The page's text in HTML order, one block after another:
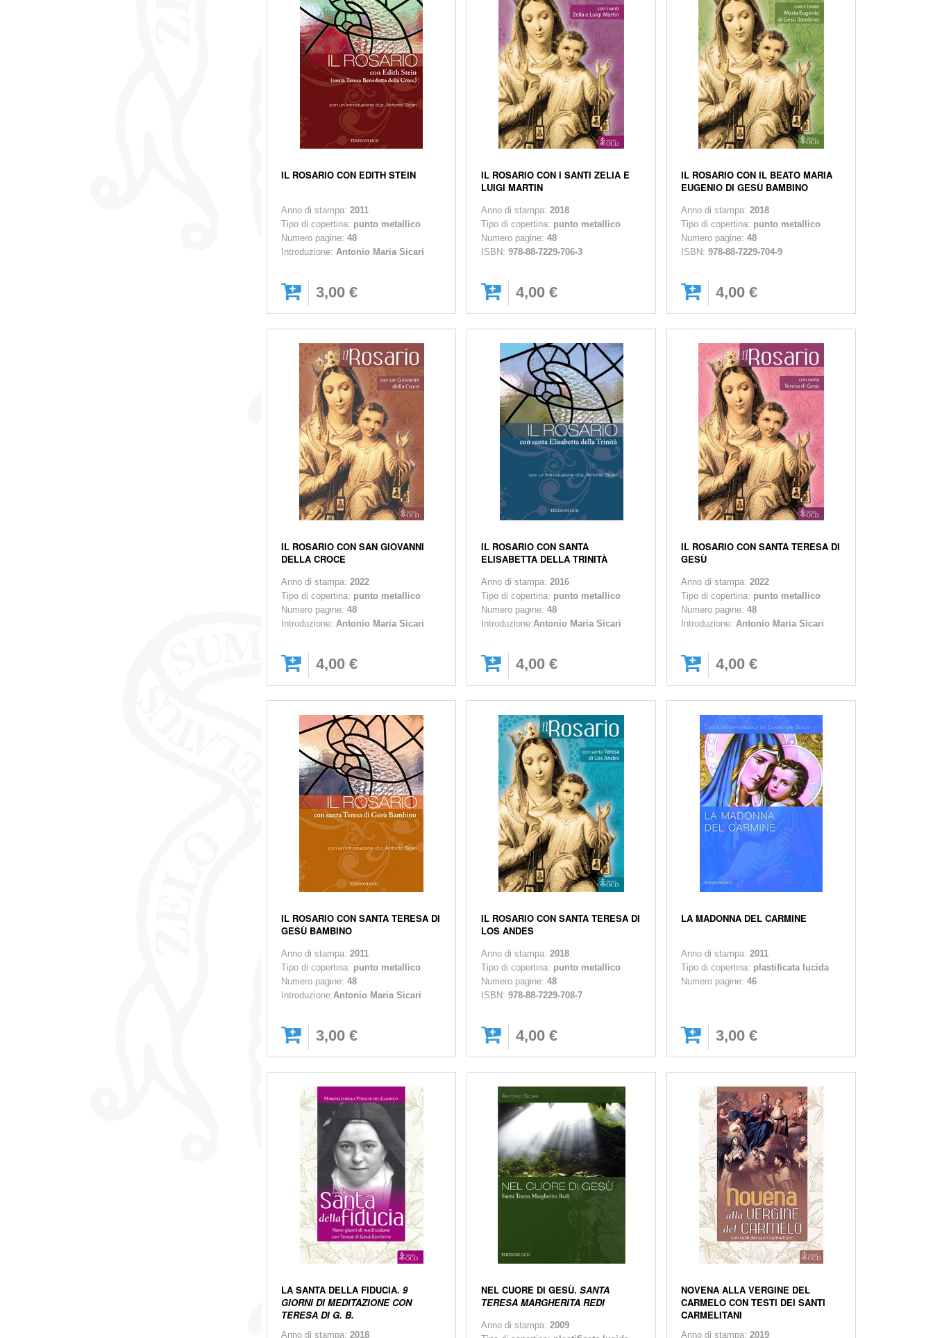
IL ROSARIO CON EDITH STEIN
Anno di stampa: 2011
Tipo di copertina: punto metallico
Numero pagine: 48
Introduzione: Antonio Maria Sicari
3,00 €
IL ROSARIO CON I SANTI ZELIA E
LUIGI MARTIN
Anno di stampa: 2018
Tipo di copertina: punto metallico
Numero pagine: 48
ISBN:978-88-7229-706-3
4,00 €
IL ROSARIO CON IL BEATO MARIA
EUGENIO DI GESÙ BAMBINO
Anno di stampa: 2018
Tipo di copertina: punto metallico
Numero pagine: 48
ISBN: 978-88-7229-704-9
4,00 €
IL ROSARIO CON SAN GIOVANNI
DELLA CROCE
Anno di stampa:2022
Tipo di copertina: punto metallico
Numero pagine:48
Introduzione: Antonio Maria Sicari
4,00 €
IL ROSARIO CON SANTA
ELISABETTA DELLA TRINITÀ
Anno di stampa: 2016
Tipo di copertina: punto metallico
Numero pagine: 48
Introduzione:Antonio Maria Sicari
4,00 €
IL ROSARIO CON SANTA TERESA DI
GESÙ
Anno di stampa:2022
Tipo di copertina: punto metallico
Numero pagine:48
Introduzione: Antonio Maria Sicari
4,00 €
IL ROSARIO CON SANTA TERESA DI
GESÙ BAMBINO
Anno di stampa: 2011
Tipo di copertina: punto metallico
Numero pagine: 48
Introduzione:Antonio Maria Sicari
3,00 €
IL ROSARIO CON SANTA TERESA DI
LOS ANDES
Anno di stampa: 2018
Tipo di copertina: punto metallico
Numero pagine: 48
ISBN:978-88-7229-708-7
4,00 €
LA MADONNA DEL CARMINE
Anno di stampa: 2011
Tipo di copertina: plastificata lucida
Numero pagine: 46
3,00 €
LA SANTA DELLA FIDUCIA.9
GIORNI DI MEDITAZIONE CON
TERESA DI G. B.
Anno di stampa: 2018
NEL CUORE DI GESÙ. SANTA
TERESA MARGHERITA REDI
Anno di stampa:2009
NOVENA ALLA VERGINE DEL
CARMELO CON TESTI DEI SANTI
CARMELITANI
Anno di stampa: 2019